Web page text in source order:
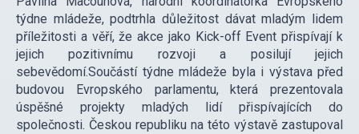
týdne mládeže, podtrhla důležitost dávat mladým lidem
příležitosti a věří, že akce jako Kick-off Event přispívají k
jejich pozitivnímu rozvoji a posilují jejich
sebevědomí.Součástí týdne mládeže byla i výstava před
budovou Evropského parlamentu, která prezentovala
úspěšné projekty mladých lidí přispívajících do
společnosti. Českou republiku na této výstavě zastupoval